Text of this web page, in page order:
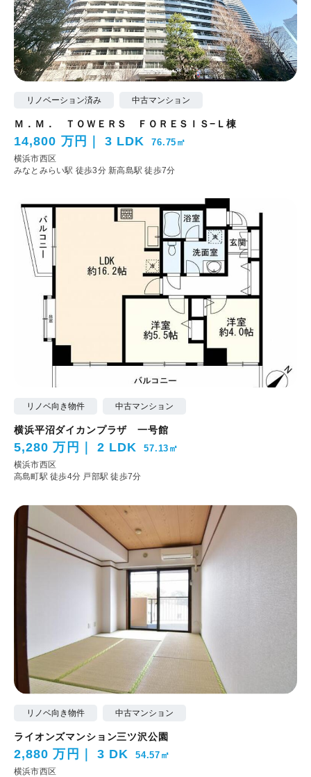
リノベーション済み 中古マンション
Ｍ．Ｍ． ＴＯＷＥＲＳ ＦＯＲＥＳＩＳ−Ｌ棟
14,800 万円 3 LDK 76.75㎡
横浜市西区
みなとみらい駅 徒歩3分 新高島駅 徒歩7分
リノベ向き物件 中古マンション
横浜平沼ダイカンプラザ 一号館
5,280 万円 2 LDK 57.13㎡
横浜市西区
高島町駅 徒歩4分 戸部駅 徒歩7分
リノベ向き物件 中古マンション
ライオンズマンション三ツ沢公園
2,880 万円 3 DK 54.57㎡
横浜市西区